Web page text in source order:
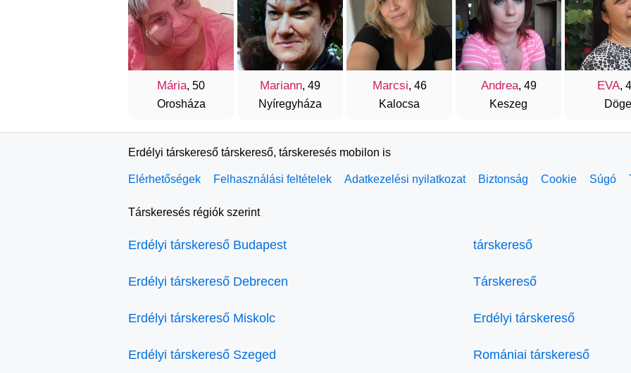
Mária, 50
Orosháza
Mariann, 49
Nyíregyháza
Marcsi, 46
Kalocsa
Andrea, 49
Keszeg
EVA,
Döge
Erdélyi társkereső társkereső, társkeresés mobilon is
Elérhetőségek Felhasználási feltételek Adatkezelési nyilatkozat Biztonság Cookie Súgó
Társkeresés régiók szerint
Erdélyi társkereső Budapest
Erdélyi társkereső Debrecen
Erdélyi társkereső Miskolc
Erdélyi társkereső Szeged
társkereső
Társkereső
Erdélyi társkereső
Romániai társkereső